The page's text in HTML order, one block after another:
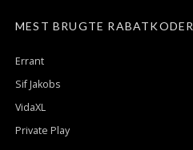
MEST BRUGTE RABATKODER
Errant
Sif Jakobs
VidaXL
Private Play